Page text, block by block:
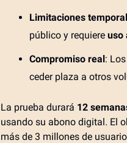
Limitaciones
público y requiere uso
Compromiso real:
ceder plaza a otros
La prueba durará 12
usando su abono digital. El
más de 3 millones de